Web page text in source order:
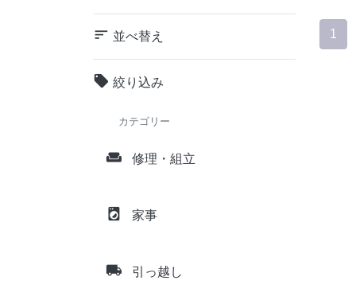
sort 並べ替え
local_offer 絞り込み
カテゴリー
weekend 修理・組立
local_laundry_service 家事
local_shipping 引っ越し
1